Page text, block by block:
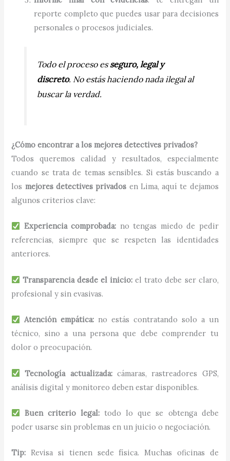
reporte completo que puedes usar para decisiones
personales o procesos judiciales.
Todo el proceso es seguro, legal y
discreto. No estás haciendo nada ilegal al
buscar la verdad.
¿Cómo encontrar a los mejores detectives privados?
Todos queremos calidad y resultados, especialmente
cuando se trata de temas sensibles. Si estás buscando a
los mejores detectives privados en Lima, aquí te dejamos
algunos criterios clave:
Experiencia comprobada: no tengas miedo de pedir
referencias, siempre que se respeten las identidades
anteriores.
Transparencia desde el inicio: el trato debe ser claro,
profesional y sin evasivas.
Atención empática:no estás contratando solo a un
técnico, sino a una persona que debe comprender tu
dolor o preocupación.
Tecnología actualizada:cámaras, rastreadores GPS,
análisis digital y monitoreo deben estar disponibles.
Buen criterio legal: todo lo que se obtenga debe
poder usarse sin problemas en un juicio o negociación.
Tip: Revisa si tienen sede física. Muchas oficinas de